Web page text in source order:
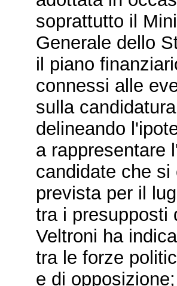
soprattutto il
Generale dello
il piano
connessi alle
sulla
delineando
a rappresentare
candidate che
prevista per il
tra i presupposti
Veltroni ha
tra le forze
e di opposizione;